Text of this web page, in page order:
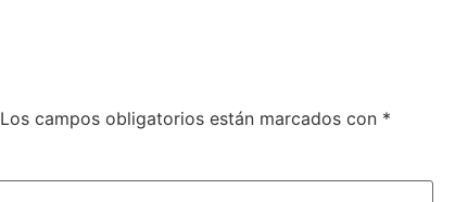
Los campos obligatorios están marcados con *